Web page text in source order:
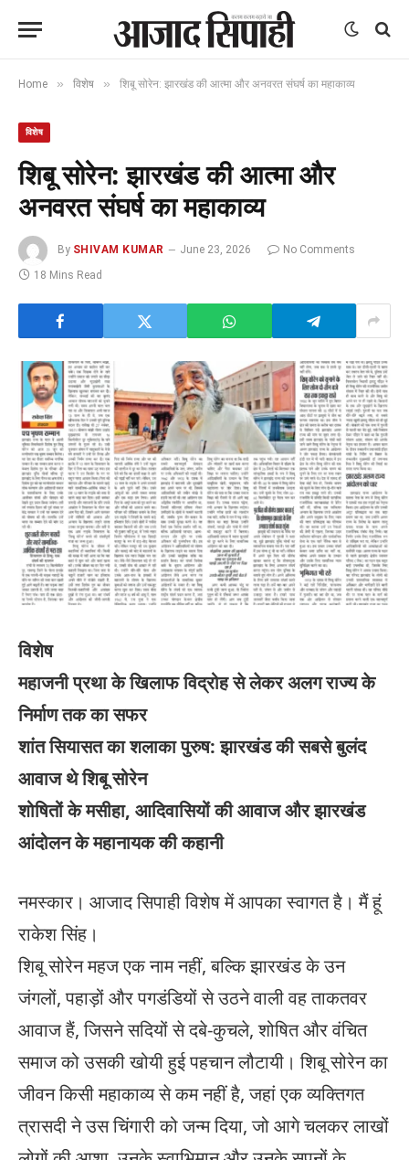
Home » विशेष » शिबू सोरेन: झारखंड की आत्मा और अनवरत संघर्ष का महाकाव्य
विशेष
शिबू सोरेन: झारखंड की आत्मा और
अनवरत संघर्ष का महाकाव्य
By SHIVAM KUMAR June 23, 2026
No Comments
18 Mins Read
विशेष
महाजनी प्रथा के खिलाफ विद्रोह से लेकर अलग राज्य के
निर्माण तक का सफर
शांत सियासत का शलाका पुरुष: झारखंड की सबसे बुलंद
आवाज थे शिबू सोरेन
शोषितों के मसीहा, आदिवासियों की आवाज और झारखंड
आंदोलन के महानायक की कहानी
नमस्कार। आजाद सिपाही विशेष में आपका स्वागत है। मैं हूं
राकेश सिंह।
शिबू सोरेन महज एक नाम नहीं, बल्कि झारखंड के उन
जंगलों, पहाड़ों और पगडंडियों से उठने वाली वह ताकतवर
आवाज हैं, जिसने सदियों से दबे-कुचले, शोषित और वंचित
समाज को उसकी खोयी हुई पहचान लौटायी। शिबू सोरेन का
जीवन किसी महाकाव्य से कम नहीं है, जहां एक व्यक्तिगत
त्रासदी ने उस चिंगारी को जन्म दिया, जो आगे चलकर लाखों